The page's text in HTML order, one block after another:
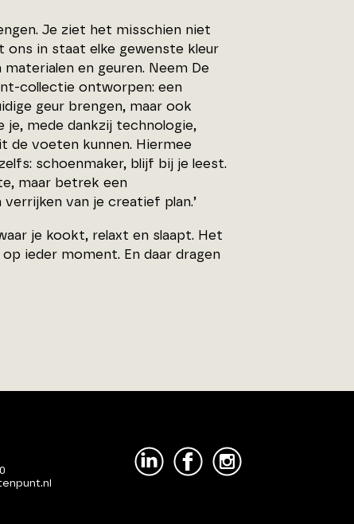
Je ziet het misschien niet
in staat elke gewenste kleur
en geuren. Neem De
collectie ontworpen: een
geur brengen, maar ook
je, mede dankzij technologie,
de voeten kunnen. Hiermee
schoenmaker, blijf bij je leest.
maar betrek een
van je creatief plan.’
je kookt, relaxt en slaapt. Het
ieder moment. En daar dragen